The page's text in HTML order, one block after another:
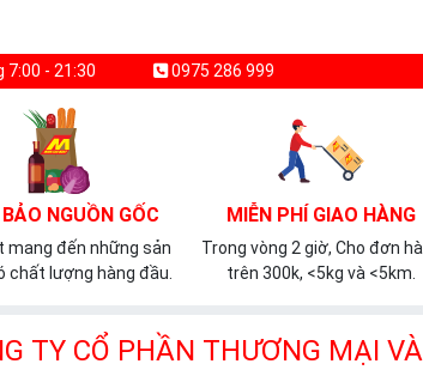
7:00 - 21:30 0975 286 999
NGUỒN GỐC
mang đến những sản
chất lượng hàng đầu.
MIỄN PHÍ GIAO HÀNG
Trong vòng 2 giờ, Cho đơn
trên 300k, <5kg và <5km.
TY CỔ PHẦN THƯƠNG MẠI